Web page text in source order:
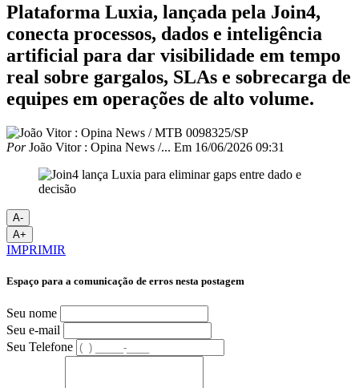
Plataforma Luxia, lançada pela Join4,
conecta processos, dados e inteligência
artificial para dar visibilidade em tempo
real sobre gargalos, SLAs e sobrecarga de
equipes em operações de alto volume.
PorJoão Vitor : Opina News /... Em 16/06/2026 09:31
A-
A+
IMPRIMIR
Espaço para a comunicação de erros nesta postagem
Seu nome
Seu e-mail
Seu Telefone